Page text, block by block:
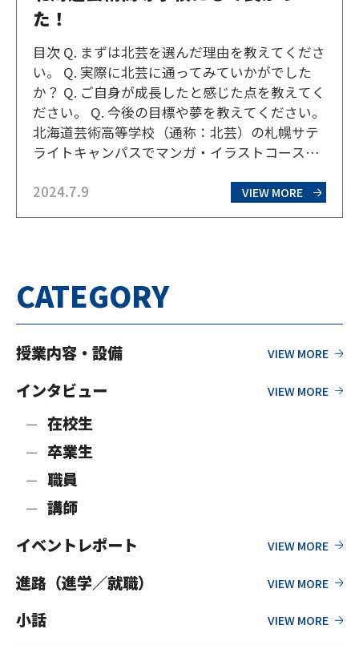
た！
目次 Q. まずは北芸を選んだ理由を教えてくださ
い。 Q. 実際に北芸に通ってみていかがでした
か？ Q. ご自身が成長したと感じた点を教えてく
ださい。 Q. 今後の目標や夢を教えてください。
北海道芸術高等学校（通称：北芸）の札幌サテ
ライトキャンパスでマンガ・イラストコースを
ラストを描きはじめ、北芸で学び着実に上達し
ているというNさんにお話を伺ってきた。…
2024.7.9 VIEW MORE
CATEGORY
授業内容・設備
インタビュー
在校生
卒業生
職員
講師
イベントレポート
進路（進学／就職）
小話